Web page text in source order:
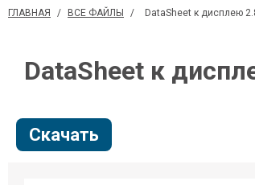
ГЛАВНАЯ / ВСЕ ФАЙЛЫ / DataSheet к дисплею
DataSheet к
Скачать